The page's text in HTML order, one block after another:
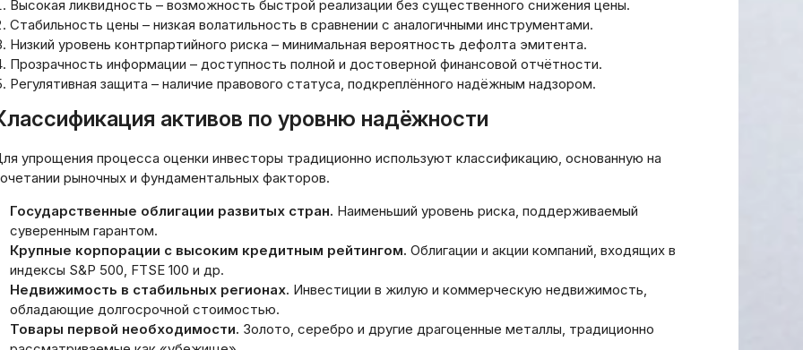
Высокая ликвидность – возможность быстрой реализации без существенного снижения цены.
Стабильность цены – низкая волатильность в сравнении с аналогичными инструментами.
Низкий уровень контрпартийного риска – минимальная вероятность дефолта эмитента.
Прозрачность информации – доступность полной и достоверной финансовой отчётности.
Регулятивная защита – наличие правового статуса, подкреплённого надёжным надзором.
активов по уровню надёжности
упрощения процесса оценки инвесторы традиционно используют классификацию, основанную на
рыночных и фундаментальных факторов.
Государственные облигации развитых стран. Наименьший уровень риска, поддерживаемый
суверенным гарантом.
Крупные корпорации с высоким кредитным рейтингом. Облигации и акции компаний, входящих в
индексы S&P 500, FTSE 100 и др.
Недвижимость в стабильных регионах. Инвестиции в жилую и коммерческую недвижимость,
обладающие долгосрочной стоимостью.
Товары первой необходимости. Золото, серебро и другие драгоценные металлы, традиционно